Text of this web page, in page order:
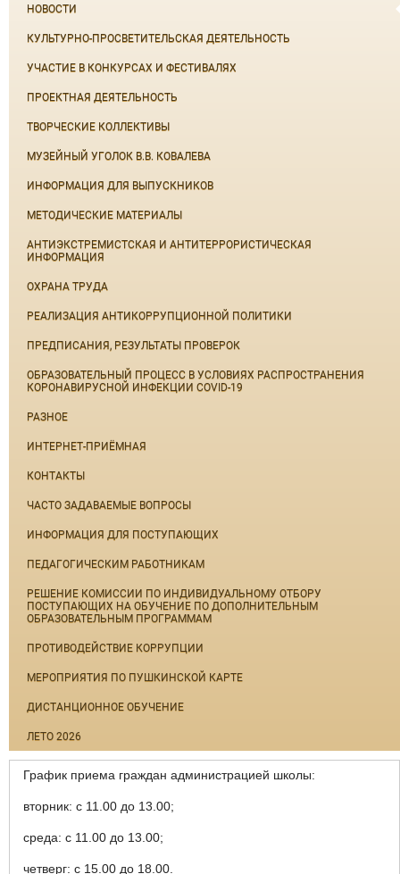
НОВОСТИ
КУЛЬТУРНО-ПРОСВЕТИТЕЛЬСКАЯ ДЕЯТЕЛЬНОСТЬ
УЧАСТИЕ В КОНКУРСАХ И ФЕСТИВАЛЯХ
ПРОЕКТНАЯ ДЕЯТЕЛЬНОСТЬ
ТВОРЧЕСКИЕ КОЛЛЕКТИВЫ
МУЗЕЙНЫЙ УГОЛОК В.В. КОВАЛЕВА
ИНФОРМАЦИЯ ДЛЯ ВЫПУСКНИКОВ
МЕТОДИЧЕСКИЕ МАТЕРИАЛЫ
АНТИЭКСТРЕМИСТСКАЯ И АНТИТЕРРОРИСТИЧЕСКАЯ
ИНФОРМАЦИЯ
ОХРАНА ТРУДА
РЕАЛИЗАЦИЯ АНТИКОРРУПЦИОННОЙ ПОЛИТИКИ
ПРЕДПИСАНИЯ, РЕЗУЛЬТАТЫ ПРОВЕРОК
ОБРАЗОВАТЕЛЬНЫЙ ПРОЦЕСС В УСЛОВИЯХ РАСПРОСТРАНЕНИЯ
КОРОНАВИРУСНОЙ ИНФЕКЦИИ COVID-19
РАЗНОЕ
ИНТЕРНЕТ-ПРИЁМНАЯ
КОНТАКТЫ
ЧАСТО ЗАДАВАЕМЫЕ ВОПРОСЫ
ИНФОРМАЦИЯ ДЛЯ ПОСТУПАЮЩИХ
ПЕДАГОГИЧЕСКИМ РАБОТНИКАМ
РЕШЕНИЕ КОМИССИИ ПО ИНДИВИДУАЛЬНОМУ ОТБОРУ
ПОСТУПАЮЩИХ НА ОБУЧЕНИЕ ПО ДОПОЛНИТЕЛЬНЫМ
ОБРАЗОВАТЕЛЬНЫМ ПРОГРАММАМ
ПРОТИВОДЕЙСТВИЕ КОРРУПЦИИ
МЕРОПРИЯТИЯ ПО ПУШКИНСКОЙ КАРТЕ
ДИСТАНЦИОННОЕ ОБУЧЕНИЕ
ЛЕТО 2026
График приема граждан администрацией школы:
вторник: с 11.00 до 13.00;
среда: с 11.00 до 13.00;
четверг: с 15.00 до 18.00.